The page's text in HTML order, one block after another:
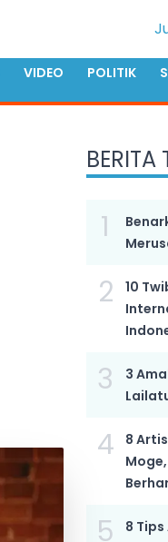
VIDEO POLITIK
BERITA
1
2
10
3
3
4
8
5
8